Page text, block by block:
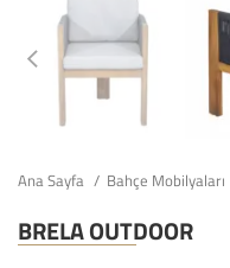
Ana Sayfa Bahçe Mobilyaları
BRELA OUTDOOR